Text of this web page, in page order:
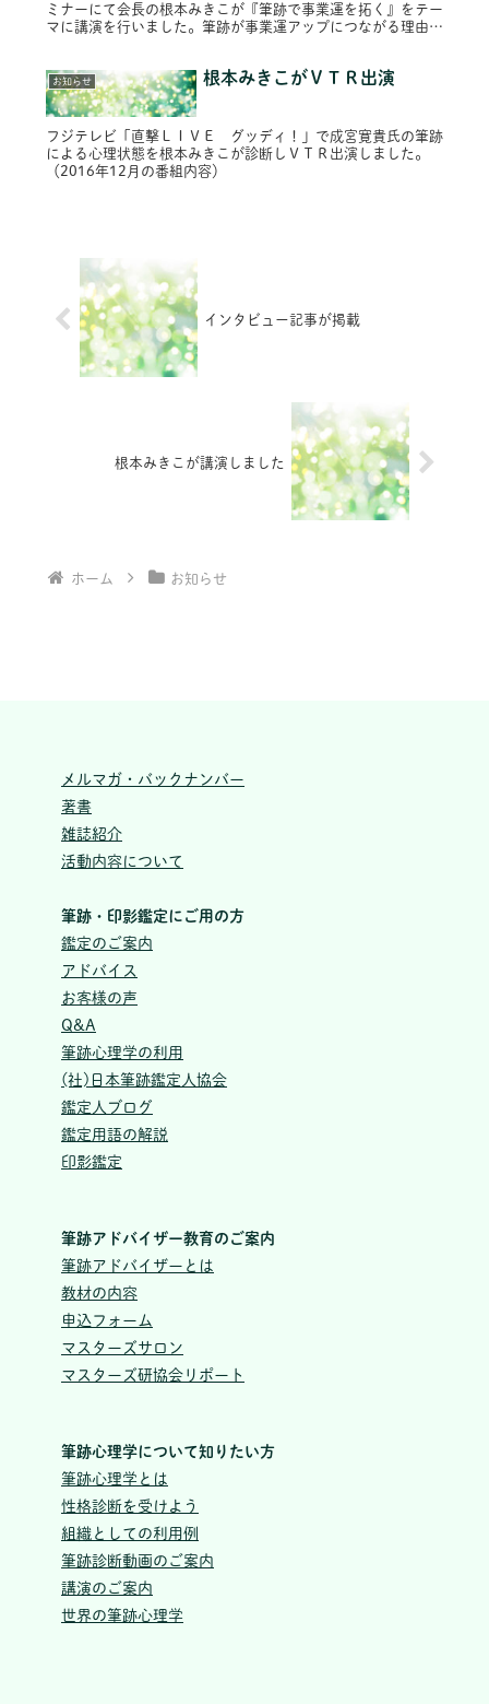
ミナーにて会長の根本みきこが『筆跡で事業運を拓く』をテー
マに講演を行いました。筆跡が事業運アップにつながる理由が
お知らせ 根本みきこがＶＴＲ出演
フジテレビ「直撃ＬＩＶＥ グッディ！」で成宮寛貴氏の筆跡
による心理状態を根本みきこが診断しＶＴＲ出演しました。
（2016年12月の番組内容）
インタビュー記事が掲載
根本みきこが講演しました
ホーム お知らせ
メルマガ・バックナンバー
著書
雑誌紹介
活動内容について
筆跡・印影鑑定にご用の方
鑑定のご案内
アドバイス
お客様の声
Q&A
筆跡心理学の利用
(社)日本筆跡鑑定人協会
鑑定人ブログ
鑑定用語の解説
印影鑑定
筆跡アドバイザー教育のご案内
筆跡アドバイザーとは
教材の内容
申込フォーム
マスターズサロン
マスターズ研協会リポート
筆跡心理学について知りたい方
筆跡心理学とは
性格診断を受けよう
組織としての利用例
筆跡診断動画のご案内
講演のご案内
世界の筆跡心理学